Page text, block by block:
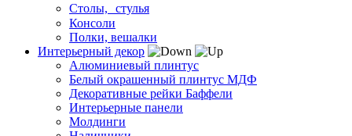
Столы, стулья
Консоли
Полки, вешалки
Интерьерный декор
Алюминиевый плинтус
Белый окрашенный плинтус МДФ
Декоративные рейки Баффели
Интерьерные панели
Молдинги